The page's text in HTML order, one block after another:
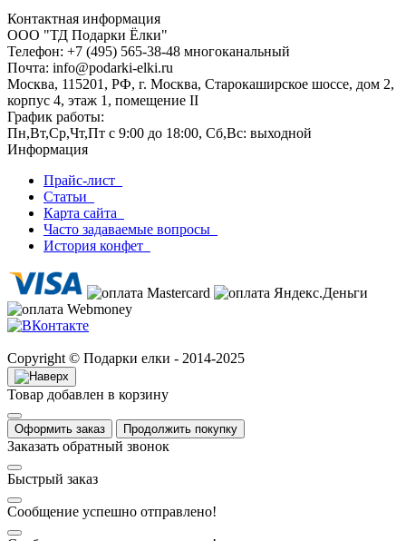
Контактная информация
ООО "ТД Подарки Ёлки"
Телефон: +7 (495) 565-38-48 многоканальный
Почта: info@podarki-elki.ru
Москва, 115201, РФ, г. Москва, Старокаширское шоссе, дом 2,
корпус 4, этаж 1, помещение II
График работы:
Пн,Вт,Ср,Чт,Пт с 9:00 до 18:00, Сб,Вс: выходной
Информация
Прайс-лист
Статьи
Карта сайта
Часто задаваемые вопросы
История конфет
Copyright © Подарки елки - 2014-2025
Товар добавлен в корзину
Оформить заказ Продолжить покупку
Заказать обратный звонок
Быстрый заказ
Сообщение успешно отправлено!